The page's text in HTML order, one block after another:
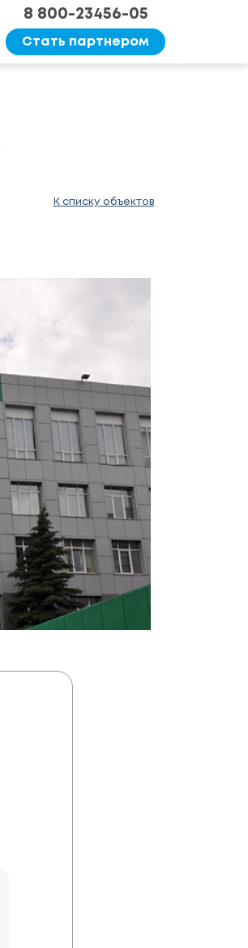
8 800-23456-05
Стать партнером
К списку объектов